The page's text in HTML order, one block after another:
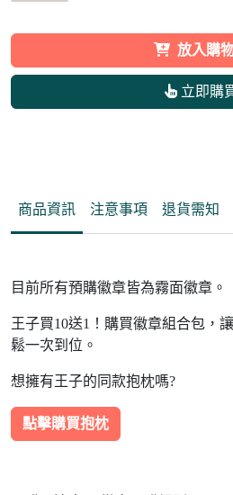
放入購
立即購
商品資訊 注意事項 退貨需知
目前所有預購徽章皆為霧面徽章。
王子買10送1！購買徽章組合包，
鬆一次到位。
想擁有王子的同款抱枕嗎?
點擊購買抱枕